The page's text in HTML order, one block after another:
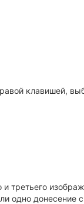
клавишей,
и третьего
одно донесение